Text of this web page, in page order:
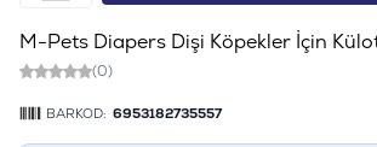
M-Pets Diapers Dişi Köpekler İçin
(0)
BARKOD: 6953182735557